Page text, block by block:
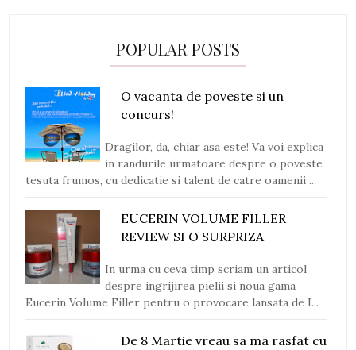
POPULAR POSTS
O vacanta de poveste si un
concurs!
Dragilor, da, chiar asa este! Va voi explica
in randurile urmatoare despre o poveste
tesuta frumos, cu dedicatie si talent de catre oamenii ...
EUCERIN VOLUME FILLER
REVIEW SI O SURPRIZA
In urma cu ceva timp scriam un articol
despre ingrijirea pielii si noua gama
Eucerin Volume Filler pentru o provocare lansata de I...
De 8 Martie vreau sa ma rasfat cu